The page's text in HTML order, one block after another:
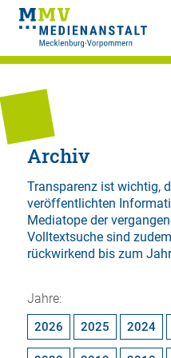
Archiv
Transparenz ist wichtig,
veröffentlichten
Mediatope der
Volltextsuchesind
rückwirkend bis zum
Jahre:
2026 2025 2024